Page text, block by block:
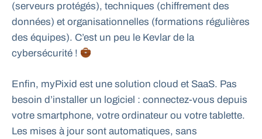
(serveurs protégés), techniques (chiffrement des
données) et organisationnelles (formations régulières
des équipes). C’est un peu le Kevlar de la
cybersécurité !
Enfin, myPixid est une solution cloud et SaaS. Pas
besoin d’installer un logiciel : connectez-vous depuis
votre smartphone, votre ordinateur ou votre tablette.
Les mises à jour sont automatiques, sans